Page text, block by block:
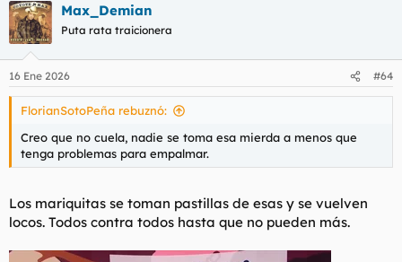
Max_Demian
Puta rata traicionera
16 Ene 2026 #64
FlorianSotoPeña rebuznó:
Creo que no cuela, nadie se toma esa mierda a menos que
tenga problemas para empalmar.
Los mariquitas se toman pastillas de esas y se vuelven
locos. Todos contra todos hasta que no pueden más.